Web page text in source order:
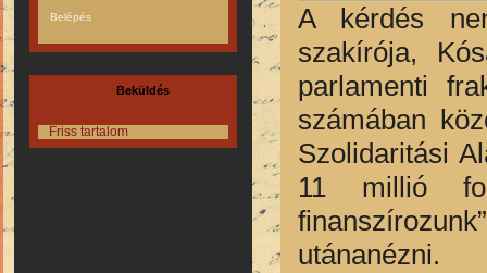
Beküldés
Friss tartalom
A kérdés
szakírója,
parlamenti
számában
Szolidaritási
11 millió
utánanézni.